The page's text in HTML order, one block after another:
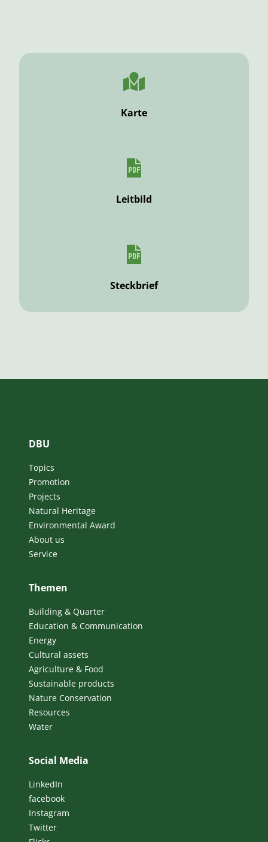
Karte
Leitbild
Steckbrief
DBU
Topics
Promotion
Projects
Natural Heritage
Environmental Award
About us
Service
Themen
Building & Quarter
Education & Communication
Energy
Cultural assets
Agriculture & Food
Sustainable products
Nature Conservation
Resources
Water
Social Media
LinkedIn
facebook
Instagram
Twitter